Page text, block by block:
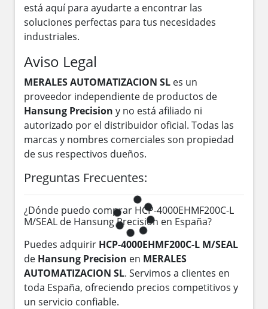
está aquí para ayudarte a encontrar las
soluciones perfectas para tus necesidades
industriales.
Aviso Legal
MERALES AUTOMATIZACION SL es un
proveedor independiente de productos de
Hansung Precision y no está afiliado ni
autorizado por el distribuidor oficial. Todas las
marcas y nombres comerciales son propiedad
de sus respectivos dueños.
Preguntas Frecuentes:
¿Dónde puedo comprar HCP-4000EHMF200C-L
M/SEAL de Hansung Precision en España?
Puedes adquirir HCP-4000EHMF200C-L M/SEAL
de Hansung Precision en MERALES
AUTOMATIZACION SL. Servimos a clientes en
toda España, ofreciendo precios competitivos y
un servicio confiable.